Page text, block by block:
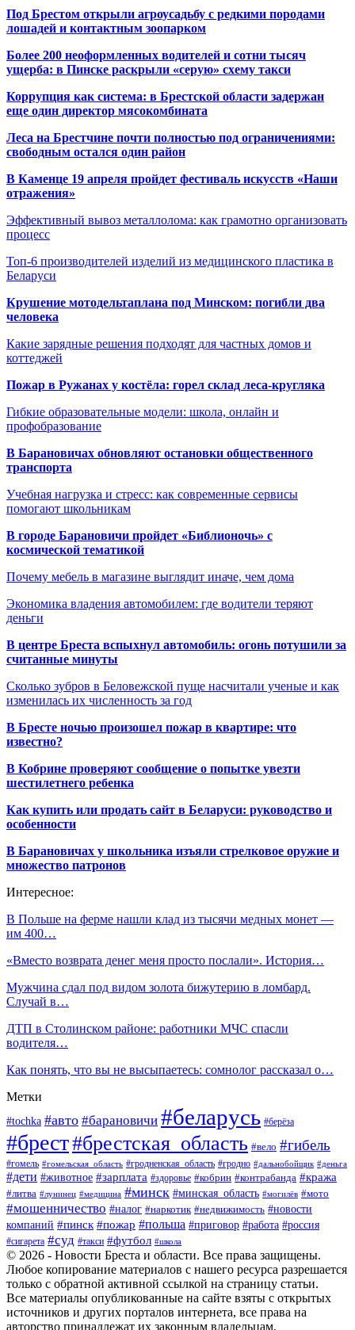
Под Брестом открыли агроусадьбу с редкими породами
лошадей и контактным зоопарком
Более 200 неоформленных водителей и сотни тысяч
ущерба: в Пинске раскрыли «серую» схему такси
Коррупция как система: в Брестской области задержан
еще один директор мясокомбината
Леса на Брестчине почти полностью под ограничениями:
свободным остался один район
В Каменце 19 апреля пройдет фестиваль искусств «Наши
отражения»
Эффективный вывоз металлолома: как грамотно организовать
процесс
Топ-6 производителей изделий из медицинского пластика в
Беларуси
Крушение мотодельтаплана под Минском: погибли два
человека
Какие зарядные решения подходят для частных домов и
коттеджей
Пожар в Ружанах у костёла: горел склад леса-кругляка
Гибкие образовательные модели: школа, онлайн и
профобразование
В Барановичах обновляют остановки общественного
транспорта
Учебная нагрузка и стресс: как современные сервисы
помогают школьникам
В городе Барановичи пройдет «Библионочь» с
космической тематикой
Почему мебель в магазине выглядит иначе, чем дома
Экономика владения автомобилем: где водители теряют
деньги
В центре Бреста вспыхнул автомобиль: огонь потушили за
считанные минуты
Сколько зубров в Беловежской пуще насчитали ученые и как
изменилась их численность за год
В Бресте ночью произошел пожар в квартире: что
известно?
В Кобрине проверяют сообщение о попытке увезти
шестилетнего ребенка
Как купить или продать сайт в Беларуси: руководство и
особенности
В Барановичах у школьника изъяли стрелковое оружие и
множество патронов
Интересное:
В Польше на ферме нашли клад из тысячи медных монет —
им 400…
«Вместо возврата денег меня просто послали». История…
Мужчина сдал под видом золота бижутерию в ломбард.
Случай в…
ДТП в Столинском районе: работники МЧС спасли
водителя…
Как понять, что вы не высыпаетесь: сомнолог рассказал о…
Метки
#tochka #авто #барановичи #беларусь #берёза
#брест#брестская_область #вело #гибель
#гомель #гомельская_область #гродненская_область #гродно #дальнобойщик #деньга
#дети #животное #зарплата #здоровье #кобрин #контрабанда #кража
#литва #лунинец #медицина #минск #минская_область #могилёв #мото
#мошенничество #налог #наркотик #недвижимость #новости
компаний #пинск #пожар #польша #приговор #работа #россия
#сигарета #суд #такси #футбол #школа
© 2026 - Новости Бреста и области. Все права защищены.
Любое копирование материалов с нашего ресурса разрешается
только с обратной активной ссылкой на страницу статьи.
Все материалы опубликованные на сайте взяты с открытых
источников и других порталов интернета, все права на
авторство принадлежат их законным владельцам.